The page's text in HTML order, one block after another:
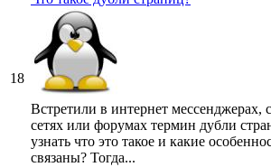
18
Встретили в интернет мессенджерах,
сетях или форумах термин дубли
узнать что это такое и какие
связаны? Тогда...